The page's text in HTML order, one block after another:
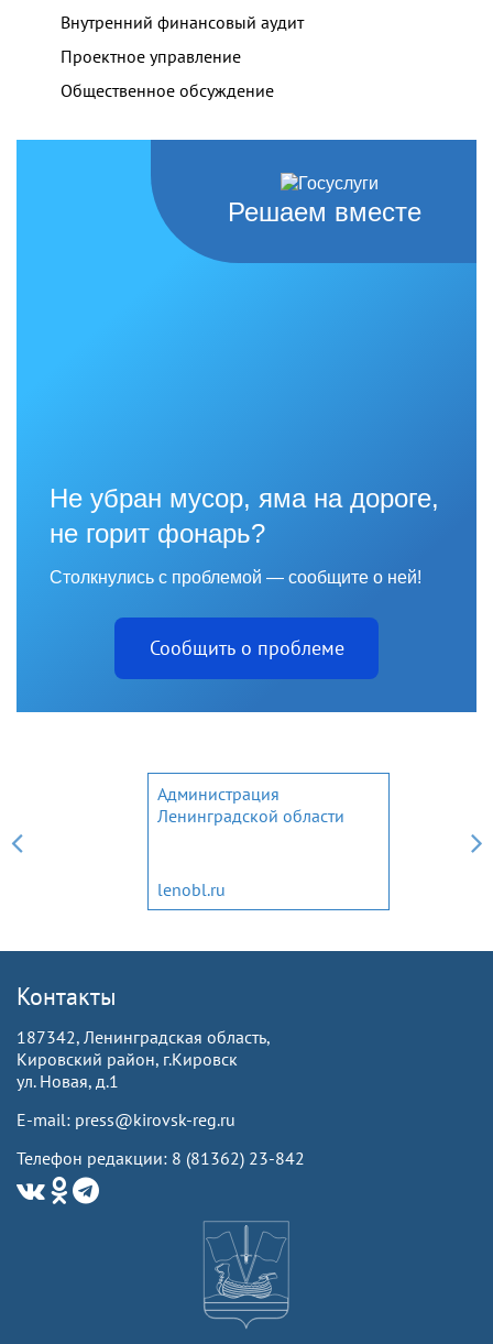
Внутренний финансовый аудит
Проектное управление
Общественное обсуждение
Решаем вместе
Не убран мусор, яма на дороге,
не горит фонарь?
Столкнулись с проблемой — сообщите о ней!
Сообщить о проблеме
Администрация
Ленинградской области
lenobl.ru
Контакты
187342, Ленинградская область,
Кировский район, г.Кировск
ул. Новая, д.1
E-mail: press@kirovsk-reg.ru
Телефон редакции: 8 (81362) 23-842